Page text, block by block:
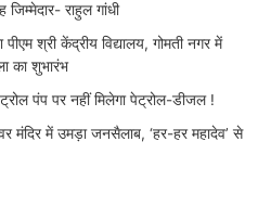
जिम्मेदार- राहुल गांधी
श्री केंद्रीय विद्यालय, गोमती नगर में
का शुभारंभ
पंप पर नहीं मिलेगा पेट्रोल-डीजल !
मंदिर में उमड़ा जनसैलाब, ‘हर-हर महादेव’ से